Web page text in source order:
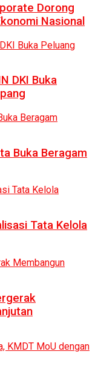
Dorong
Nasional
DKI Buka
Buka Beragam
Tata Kelola